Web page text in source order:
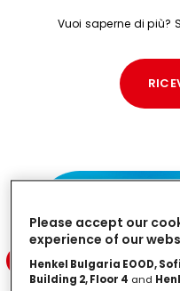
Vuoi saperne di più?
Please accept our
experience of our
Henkel Bulgaria EOOD,
Building 2, Floor 4 and